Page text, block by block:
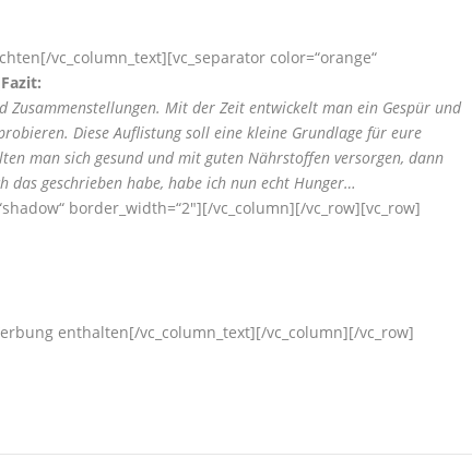
vc_column_text][vc_separator color=“orange“
Fazit:
Mit der Zeit entwickelt man ein Gespür und
Diese Auflistung soll eine kleine Grundlage für eure
man sich gesund und mit guten Nährstoffen versorgen, dann
das geschrieben habe, habe ich nun echt Hunger…
border_width=“2″][/vc_column][/vc_row][vc_row]
enthalten[/vc_column_text][/vc_column][/vc_row]